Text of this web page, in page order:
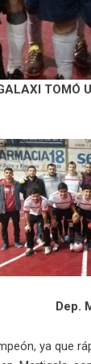
TOMÓ
Dep.
ya que